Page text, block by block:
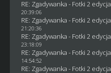
RE: Zgadywanka - Fotki 2 edycja
20:39:06
RE: Zgadywanka - Fotki 2 edycja
21:20:36
RE: Zgadywanka - Fotki 2 edycja
23:18:09
RE: Zgadywanka - Fotki 2 edycja
14:54:52
RE: Zgadywanka - Fotki 2 edycja